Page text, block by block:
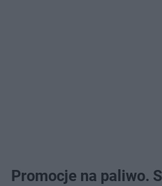
Promocje na paliwo.